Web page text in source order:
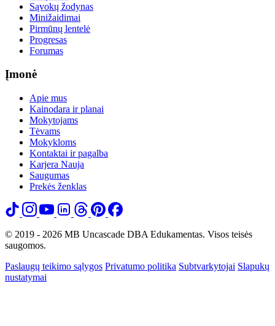
Sąvokų žodynas
Minižaidimai
Pirmūnų lentelė
Progresas
Forumas
Įmonė
Apie mus
Kainodara ir planai
Mokytojams
Tėvams
Mokykloms
Kontaktai ir pagalba
Karjera Nauja
Saugumas
Prekės ženklas
© 2019 - 2026 MB Uncascade DBA Edukamentas. Visos teisės
saugomos.
Paslaugų teikimo sąlygos Privatumo politika Subtvarkytojai Slapukų
nustatymai